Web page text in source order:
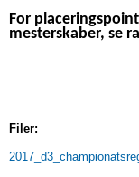
For
mesterskaber, se
Filer: